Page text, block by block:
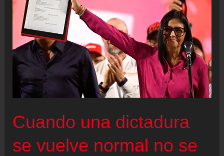
liberaciones
plenas
de
presos
tras
amnistía
Cuando una dictadura
se vuelve normal no se